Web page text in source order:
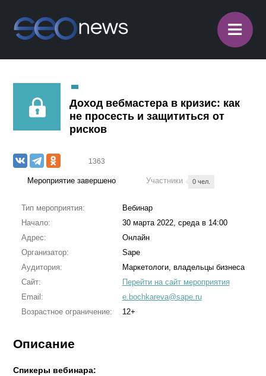
≡
Доход вебмастера в кризис: как
не просесть и защититься от
рисков
1363
Мероприятие завершено Участники 0 чел.
Тип мероприятия:
Вебинар
Начало:
30 марта 2022, среда в 14:00
Адрес:
Онлайн
Организатор:
Sape
Аудитория:
Маркетологи, владельцы бизнеса
Сайт:
Перейти на сайт мероприятия
Email:
e.bochkareva@sape.ru
Возрастное ограничение:
12+
Описание
Спикеры вебинара: